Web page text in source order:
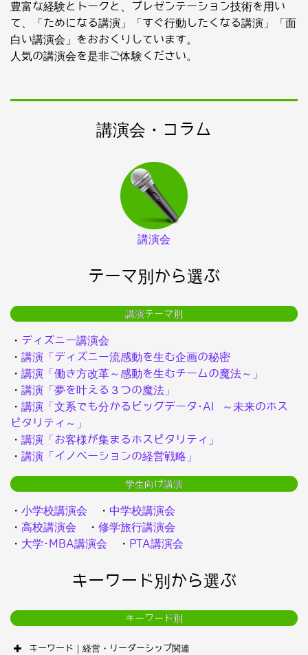
豊富な経験とトークと、プレゼンテーション技術を用い
て、「ためになる講演」「すぐ行動したくなる講演」「面
白い講演会」をおおくりしています。
人気の講演会を是非ご体験ください。
講演会・コラム
講演会
テーマ別から選ぶ
講演テーマ別
・ ディズニー講演会
・ 講演「ディズニー流感動を生む企画の秘密
・ 講演「働き方改革～感動を生むチームの魔法～」
・ 講演「夢を叶える３つの魔法」
・ 講演「文系でも分かるビッグデータ･AI ～未来のホス
ピタリティ～」
・ 講演「お客様が集まるホスピタリティ」
・ 講演「イノベーションの経営戦略」
学生向け講演
・ 小学校講演会 ・ 中学校講演会
・ 高校講演会 ・ 修学旅行講演会
・ 大学･MBA講演会 ・ PTA講演会
キーワード別から選ぶ
キーワード別
キーワード｜経営・リーダーシップ関連